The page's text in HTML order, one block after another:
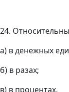
24.
а) в денежных
б) в разах;
в) в процентах.